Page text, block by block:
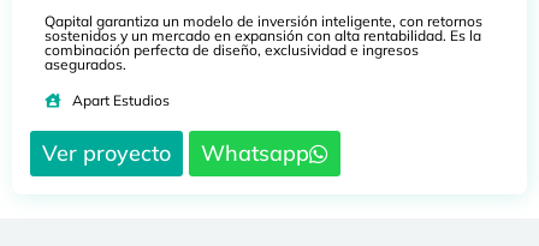
Qapital garantiza un modelo de inversión inteligente, con retornos
sostenidos y un mercado en expansión con alta rentabilidad. Es la
combinación perfecta de diseño, exclusividad e ingresos
asegurados.
Apart Estudios
Ver proyecto Whatsapp